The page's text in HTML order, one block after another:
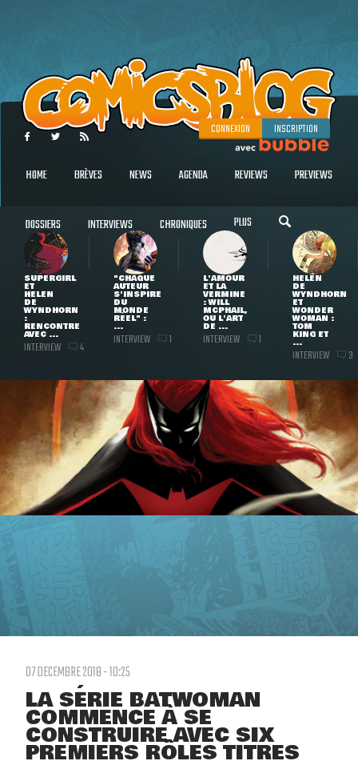
CONNEXION INSCRIPTION
HOME BRÈVES NEWS AGENDA REVIEWS PREVIEWS
DOSSIERS INTERVIEWS CHRONIQUES PLUS
SUPERGIRL
ET
HELEN
DE
WYNDHORN
:
RENCONTRE
AVEC ...
INTERVIEW 4
"CHAQUE
AUTEUR
S'INSPIRE
DU
MONDE
RÉEL" :
...
INTERVIEW 1
L'AMOUR
ET LA
VERMINE
: WILL
MCPHAIL,
OU L'ART
DE ...
INTERVIEW 1
HELEN
DE
WYNDHORN
ET
WONDER
WOMAN :
TOM
KING ET
...
INTERVIEW 3
07 DECEMBRE 2018 - 10:25
LA SÉRIE BATWOMAN
COMMENCE À SE
CONSTRUIRE AVEC SIX
PREMIERS RÔLES TITRES